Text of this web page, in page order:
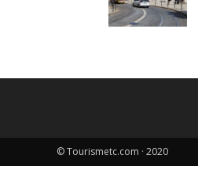
© Tourismetc.com · 2020